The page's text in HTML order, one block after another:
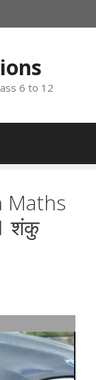
6 to 12
Maths
शंकु